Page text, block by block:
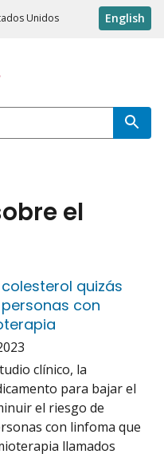
Unidos English
el
quizás
con
clínico, la
para bajar el
el riesgo de
con linfoma que
llamados